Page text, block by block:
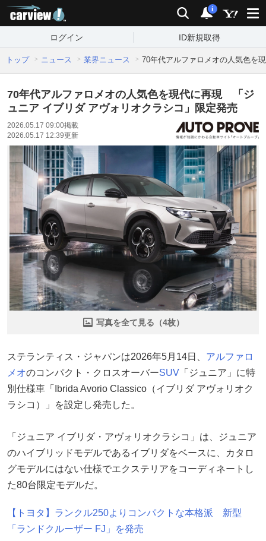
検索 通知
i
ログイン ID新規取得
トップ ニュース 業界ニュース 70年代アルファロメオの人気色を
70年代アルファロメオの人気色を現代に再現 「ジ
ュニア イブリダ アヴォリオクラシコ」限定発売
2026.05.17 09:00掲載
2026.05.17 12:39更新
写真を全て見る（4枚）
ステランティス・ジャパンは2026年5月14日、 アルファロ
メオのコンパクト・クロスオーバーSUV 「ジュニア」に特
別仕様車「Ibrida Avorio Classico（イブリダ アヴォリオク
ラシコ）」を設定し発売した。
「ジュニア イブリダ・アヴォリオクラシコ」は、ジュニア
のハイブリッドモデルであるイブリダをベースに、カタロ
グモデルにはない仕様でエクステリアをコーディネートし
た80台限定モデルだ。
【トヨタ】ランクル250よりコンパクトな本格派 新型
「ランドクルーザー FJ」を発売